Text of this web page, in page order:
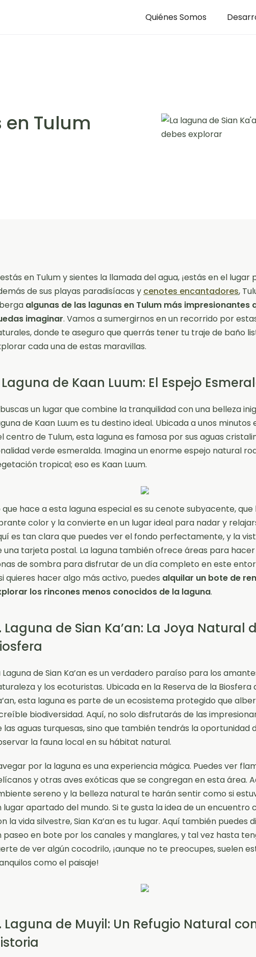
Quiénes Somos
en Tulum
estás en Tulum y sientes la llamada del agua, ¡estás en el
de sus playas paradisíacas y cenotes encantadores,
algunas de las lagunas en Tulum más impresionantes
imaginar. Vamos a sumergirnos en un recorrido por
donde te aseguro que querrás tener tu traje de baño
cada una de estas maravillas.
Laguna de Kaan Luum: El Espejo
buscas un lugar que combine la tranquilidad con una belleza
de Kaan Luum es tu destino ideal. Ubicada a unos minutos
centro de Tulum, esta laguna es famosa por sus aguas
verde esmeralda. Imagina un enorme espejo natural
tropical; eso es Kaan Luum.
que hace a esta laguna especial es su cenote subyacente, que
color y la convierte en un lugar ideal para nadar y
es tan clara que puedes ver el fondo perfectamente, y la
una tarjeta postal. La laguna también ofrece áreas para
de sombra para disfrutar de un día completo en este
quieres hacer algo más activo, puedes alquilar un bote de
los rincones menos conocidos de la laguna.
Laguna de Sian Ka’an: La Joya Natural
Laguna de Sian Ka’an es un verdadero paraíso para los
y los ecoturistas. Ubicada en la Reserva de la Biosfera
esta laguna es parte de un ecosistema protegido que
biodiversidad. Aquí, no solo disfrutarás de las
las aguas turquesas, sino que también tendrás la oportunidad
la fauna local en su hábitat natural.
por la laguna es una experiencia mágica. Puedes ver
y otras aves exóticas que se congregan en esta área.
sereno y la belleza natural te harán sentir como si
lugar apartado del mundo. Si te gusta la idea de un encuentro
la vida silvestre, Sian Ka’an es tu lugar. Aquí también puedes
paseo en bote por los canales y manglares, y tal vez hasta
de ver algún cocodrilo, ¡aunque no te preocupes, suelen
como el paisaje!
Laguna de Muyil: Un Refugio Natural